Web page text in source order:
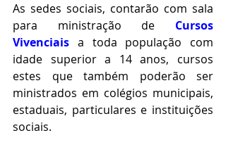
As sedes sociais, contarão com sala
para ministração de Cursos
Vivenciais a toda população com
idade superior a 14 anos, cursos
estes que também poderão ser
ministrados em colégios municipais,
estaduais, particulares e instituições
sociais.